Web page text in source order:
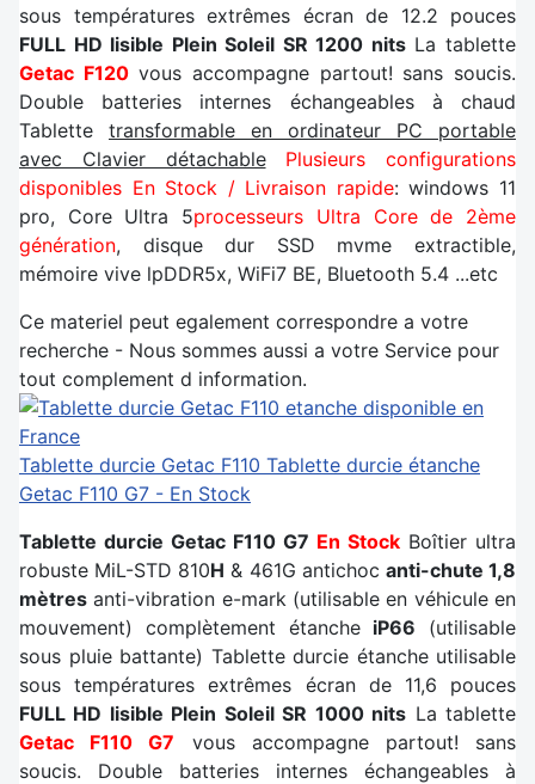
sous températures extrêmes écran de 12.2 pouces
FULL HD lisible Plein Soleil SR 1200 nitsLa tablette
Getac F120vous accompagne partout! sans soucis.
Double batteries internes échangeables à chaud
Tablette transformable en ordinateur PC portable
avec Clavier détachable
Plusieurs configurations
disponibles En Stock / Livraison rapide: windows 11
pro, Core Ultra 5processeurs Ultra Core de 2ème
génération, disque dur SSD mvme extractible,
mémoire vive lpDDR5x, WiFi7 BE, Bluetooth 5.4 ...etc
Ce materiel peut egalement correspondre a votre
recherche - Nous sommes aussi a votre Service pour
tout complement d information.
Tablette durcie Getac F110 Tablette durcie étanche
Getac F110 G7 - En Stock
Tablette durcie Getac F110 G7 En Stock Boîtier ultra
robuste MiL-STD 810H & 461G antichoc anti-chute 1,8
mètres anti-vibration e-mark (utilisable en véhicule en
mouvement) complètement étanche iP66 (utilisable
sous pluie battante) Tablette durcie étanche utilisable
sous températures extrêmes écran de 11,6 pouces
FULL HD lisible Plein Soleil SR 1000 nits La tablette
Getac F110 G7 vous accompagne partout! sans
soucis. Double batteries internes échangeables à